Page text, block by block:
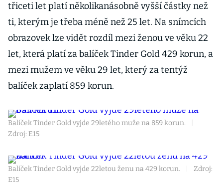
třiceti let platí několikanásobně vyšší částky než
ti, kterým je třeba méně než 25 let. Na snímcích
obrazovek lze vidět rozdíl mezi ženou ve věku 22
let, která platí za balíček Tinder Gold 429 korun, a
mezi mužem ve věku 29 let, který za tentýž
balíček zaplatí 859 korun.
Balíček Tinder Gold vyjde 29letého muže na 859 korun.
Zdroj: E15
Balíček Tinder Gold vyjde 22letou ženu na 429 korun.
Zdroj:
E15